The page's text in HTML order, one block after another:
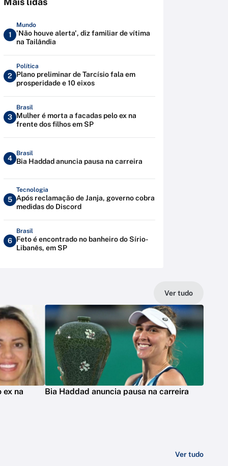
1
Mundo
'Não houve alerta', diz familiar de vítima
na Tailândia
2
Política
Plano preliminar de Tarcísio fala em
prosperidade e 10 eixos
3
Brasil
Mulher é morta a facadas pelo ex na
frente dos filhos em SP
4
Brasil
Bia Haddad anuncia pausa na carreira
5
Tecnologia
Após reclamação de Janja, governo cobra
medidas do Discord
6
Brasil
Feto é encontrado no banheiro do Sírio-
Libanês, em SP
Ver tudo
ex na
Bia Haddad anuncia pausa na carreira
Ver tudo